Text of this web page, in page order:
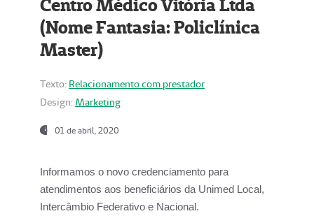
Centro Médico Vitória Ltda
(Nome Fantasia: Policlínica
Master)
Texto: Relacionamento com prestador
Design: Marketing
01 de abril, 2020
Informamos o novo credenciamento para
atendimentos aos beneficiários da Unimed Local,
Intercâmbio Federativo e Nacional.